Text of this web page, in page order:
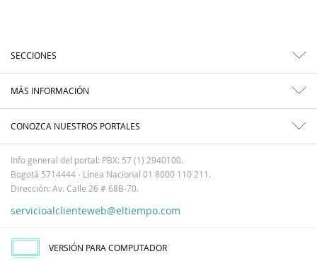
SECCIONES
MÁS INFORMACIÓN
CONOZCA NUESTROS PORTALES
Info general del portal: PBX: 57 (1) 2940100.
Bogotá 5714444 - Línea Nacional 01 8000 110 211.
Dirección: Av. Calle 26 # 68B-70.
servicioalclienteweb@eltiempo.com
VERSIÓN PARA COMPUTADOR